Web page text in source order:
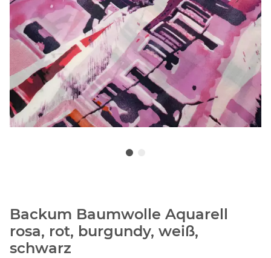
Backum Baumwolle Aquarell
rosa, rot, burgundy, weiß,
schwarz